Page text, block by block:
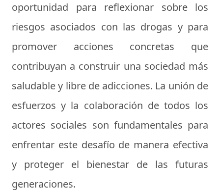
oportunidad para reflexionar sobre los
riesgos asociados con las drogas y para
promover acciones concretas que
contribuyan a construir una sociedad más
saludable y libre de adicciones. La unión de
esfuerzos y la colaboración de todos los
actores sociales son fundamentales para
enfrentar este desafío de manera efectiva
y proteger el bienestar de las futuras
generaciones.